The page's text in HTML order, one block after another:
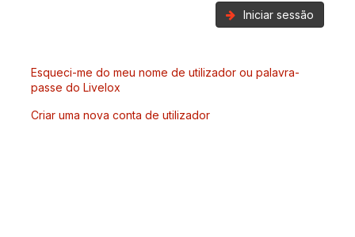
Iniciar sessão
Esqueci-me do meu nome de utilizador ou palavra-
passe do Livelox
Criar uma nova conta de utilizador